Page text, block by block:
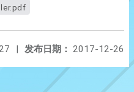
发布日期： 2017-12-26
|